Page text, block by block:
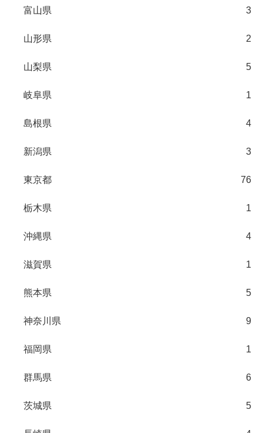
富山県 3
山形県 2
山梨県 5
岐阜県 1
島根県 4
新潟県 3
東京都 76
栃木県 1
沖縄県 4
滋賀県 1
熊本県 5
神奈川県 9
福岡県 1
群馬県 6
茨城県 5